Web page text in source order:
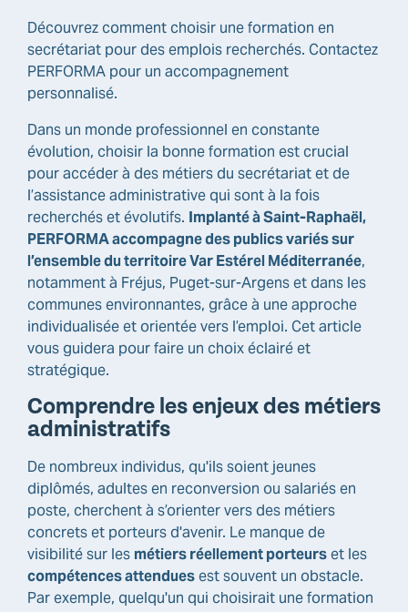
Découvrez comment choisir une formation en
secrétariat pour des emplois recherchés. Contactez
PERFORMA pour un accompagnement
personnalisé.
Dans un monde professionnel en constante
évolution, choisir la bonne formation est crucial
pour accéder à des métiers du secrétariat et de
l’assistance administrative qui sont à la fois
recherchés et évolutifs. Implanté à Saint-Raphaël,
PERFORMA accompagne des publics variés sur
l’ensemble du territoire Var Estérel Méditerranée,
notamment à Fréjus, Puget-sur-Argens et dans les
communes environnantes, grâce à une approche
individualisée et orientée vers l’emploi. Cet article
vous guidera pour faire un choix éclairé et
stratégique.
Comprendre les enjeux des métiers
administratifs
De nombreux individus, qu'ils soient jeunes
diplômés, adultes en reconversion ou salariés en
poste, cherchent à s’orienter vers des métiers
concrets et porteurs d'avenir. Le manque de
visibilité sur les métiers réellement porteurset les
compétences attenduesest souvent un obstacle.
Par exemple, quelqu'un qui choisirait une formation